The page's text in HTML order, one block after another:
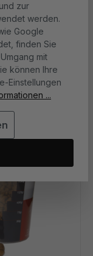
zur
werden.
Google
finden Sie
mit
können Ihre
Einstellungen
...